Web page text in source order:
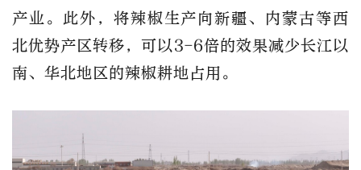
产业。此外，将辣椒生产向新疆、内蒙古等西
北优势产区转移，可以3-6倍的效果减少长江以
南、华北地区的辣椒耕地占用。